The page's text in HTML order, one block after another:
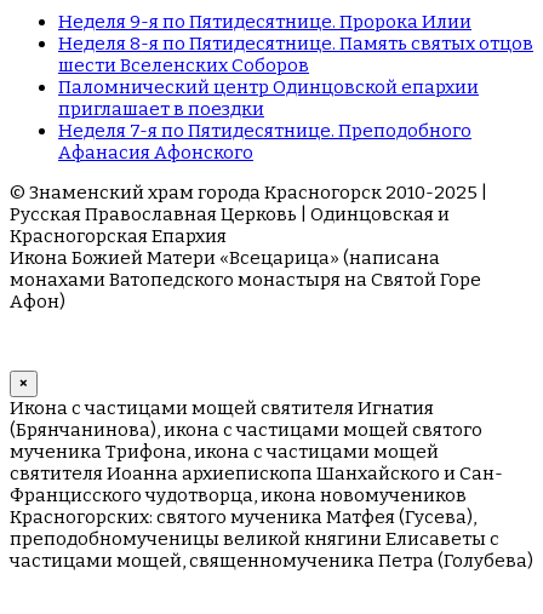
Неделя 9-я по Пятидесятнице. Пророка Илии
Неделя 8-я по Пятидесятнице. Память святых отцов
шести Вселенских Соборов
Паломнический центр Одинцовской епархии
приглашает в поездки
Неделя 7-я по Пятидесятнице. Преподобного
Афанасия Афонского
© Знаменский храм города Красногорск 2010-2025 |
Русская Православная Церковь | Одинцовская и
Красногорская Епархия
Икона Божией Матери «Всецарица» (написана
монахами Ватопедского монастыря на Cвятой Горе
Афон)
×
Икона с частицами мощей святителя Игнатия
(Брянчанинова), икона с частицами мощей святого
мученика Трифона, икона с частицами мощей
святителя Иоанна архиепископа Шанхайского и Сан-
Францисского чудотворца, икона новомучеников
Красногорских: святого мученика Матфея (Гусева),
преподобномученицы великой княгини Елисаветы с
частицами мощей, священномученика Петра (Голубева)